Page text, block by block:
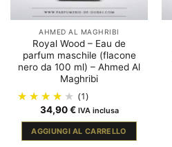
AHMED AL MAGHRIBI
Royal Wood – Eau de
parfum maschile (flacone
nero da 100 ml) – Ahmed Al
Maghribi
(1)
34,90€ IVA inclusa
AGGIUNGI AL CARRELLO